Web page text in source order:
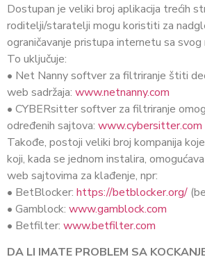
Dostupan je veliki broj aplikacija trećih
roditelji/staratelji mogu koristiti za
ograničavanje pristupa internetu sa svog
To uključuje:
• Net Nanny softver za filtriranje štiti
web sadržaja: www.netnanny.com
• CYBERsitter softver za filtriranje
određenih sajtova: www.cybersitter.com
Takođe, postoji veliki broj kompanija
koji, kada se jednom instalira,
web sajtovima za klađenje, npr:
• BetBlocker: https://betblocker.org/
• Gamblock: www.gamblock.com
• Betfilter: www.betfilter.com
DA LI IMATE PROBLEM SA